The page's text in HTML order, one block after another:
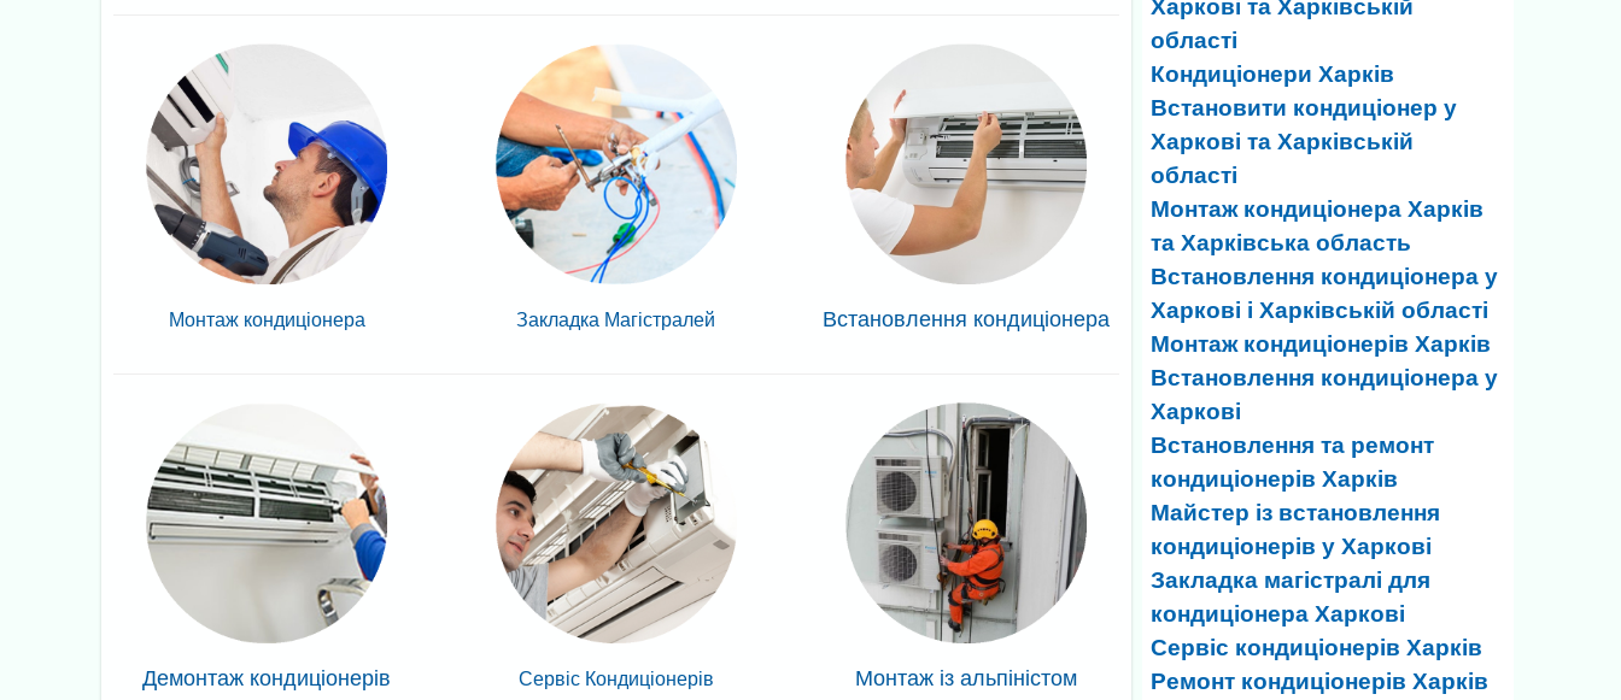
Монтаж кондиціонера Закладка Магістралей Встановлення кондиціонера
Демонтаж кондиціонерів Сервіс Кондиціонерів Монтаж із альпіністом
Харкові та Харківській
області
Кондиціонери Харків
Встановити кондиціонер у
Харкові та Харківській
області
Монтаж кондиціонера Харків
та Харківська область
Встановлення кондиціонера у
Харкові і Харківській області
Монтаж кондиціонерів Харків
Встановлення кондиціонера у
Харкові
Встановлення та ремонт
кондиціонерів Харків
Майстер із встановлення
кондиціонерів у Харкові
Закладка магістралі для
кондиціонера Харкові
Сервіс кондиціонерів Харків
Ремонт кондиціонерів Харків